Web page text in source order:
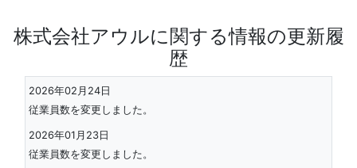
株式会社アウルに関する情報の更新履
歴
2026年02月24日
従業員数を変更しました。
2026年01月23日
従業員数を変更しました。